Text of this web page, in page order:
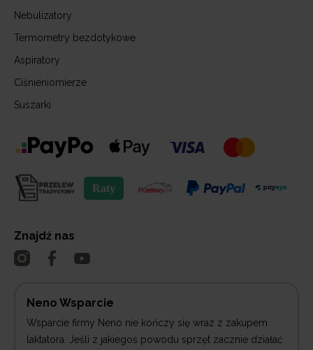
Nebulizatory
Termometry bezdotykowe
Aspiratory
Ciśnieniomierze
Suszarki
Znajdź nas
Neno Wsparcie
Wsparcie firmy Neno nie kończy się wraz z zakupem
laktatora. Jeśli z jakiegoś powodu sprzęt zacznie działać